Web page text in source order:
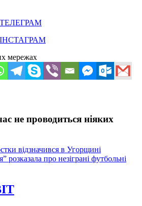
ТЕЛЕГРАМ
ІНСТАГРАМ
мережах
не проводиться ніяких
відзначився в Угорщині
розказала про незіграні футбольні